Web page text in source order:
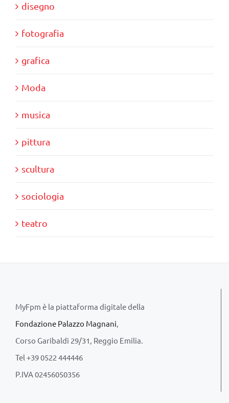
disegno
fotografia
grafica
Moda
musica
pittura
scultura
sociologia
teatro
MyFpm è la piattaforma digitale della
Fondazione Palazzo Magnani,
Corso Garibaldi 29/31, Reggio Emilia.
Tel +39 0522 444446
P.IVA 02456050356